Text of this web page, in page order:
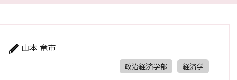
山本 竜市
政治経済学部 経済学